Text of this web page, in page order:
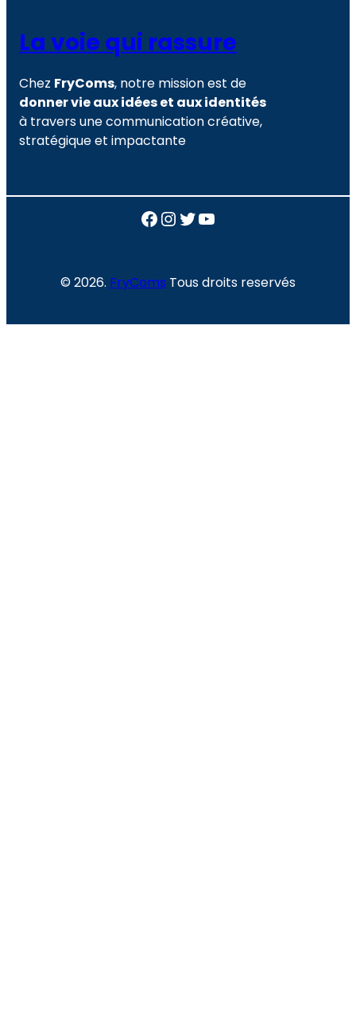
La voie qui rassure
Chez FryComs, notre mission est de
donner vie aux idées et aux identités
à travers une communication créative,
stratégique et impactante
Facebook
Instagram
Twitter
YouTube
© 2026. FryComs Tous droits reservés